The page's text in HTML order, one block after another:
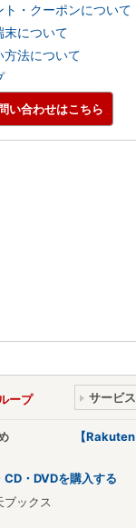
ト・クーポンについて
末について
方法について
い合わせはこちら
ープ サービ
【
CD・DVDを購入する
ブックス